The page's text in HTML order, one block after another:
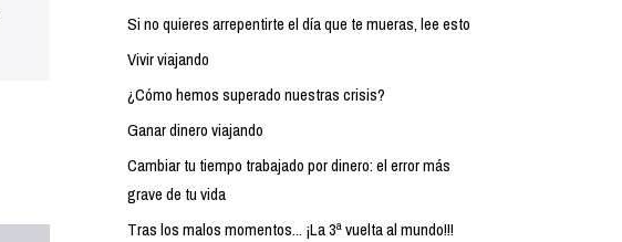
Si no quieres arrepentirte el día que te mueras, lee esto
Vivir viajando
¿Cómo hemos superado nuestras crisis?
Ganar dinero viajando
Cambiar tu tiempo trabajado por dinero: el error más
grave de tu vida
Tras los malos momentos... ¡La 3ª vuelta al mundo!!!